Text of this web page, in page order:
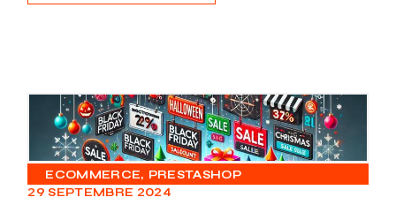
ECOMMERCE
PRESTASHOP
29 SEPTEMBRE 2024